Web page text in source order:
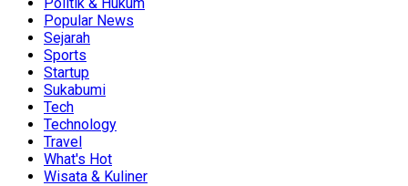
Popular News
Sejarah
Sports
Startup
Sukabumi
Tech
Technology
Travel
What's Hot
Wisata & Kuliner